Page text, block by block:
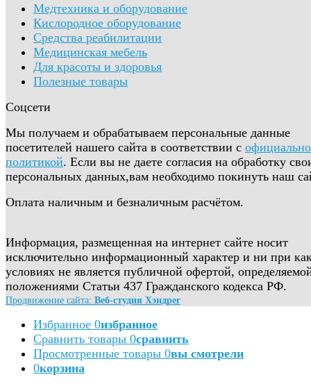
Медтехника и оборудование
Кислородное оборудование
Средства реабилитации
Медицинская мебель
Для красоты и здоровья
Полезные товары
Соцсети
Мы получаем и обрабатываем персональные данные
посетителей нашего сайта в соответствии с
политикой. Если вы не даете согласия на обработку
персональных данных,вам необходимо покинуть наш
Оплата наличным и безналичным расчётом.
Информация, размещенная на интернет сайте носит
исключительно информационный характер и ни при
условиях не является публичной офертой,
положениями Статьи 437 Гражданского кодекса РФ.
Продвижение сайта: Веб-студия Хэндрег
Избранное 0избранное
Сравнить товары 0сравнить
Просмотренные товары 0вы смотрели
0корзина